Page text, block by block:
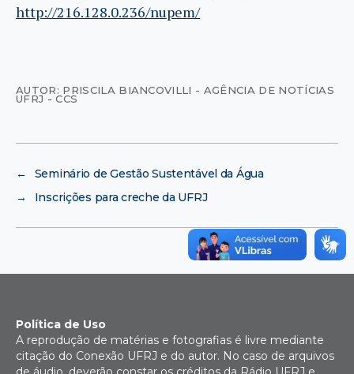
http://216.128.0.236/nupem/
AUTOR: PRISCILA BIANCOVILLI - AGÊNCIA DE NOTÍCIAS
UFRJ - CCS
←
Seminário de Gestão Sustentável da Água
→
Inscrições para creche da UFRJ
Política de Uso
A reprodução de matérias e fotografias é livre mediante
citação do Conexão UFRJ e do autor. No caso de arquivos